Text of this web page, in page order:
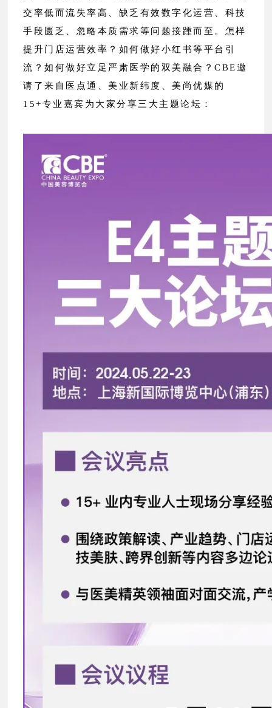
交率低而流失率高、缺乏有效数字化运营、科技
手段匮乏、忽略本质需求等问题接踵而至。怎样
提升门店运营效率？如何做好小红书等平台引
流？如何做好立足严肃医学的双美融合？CBE邀
请了来自医点通、美业新纬度、美尚优媒的
15+专业嘉宾为大家分享三大主题论坛：